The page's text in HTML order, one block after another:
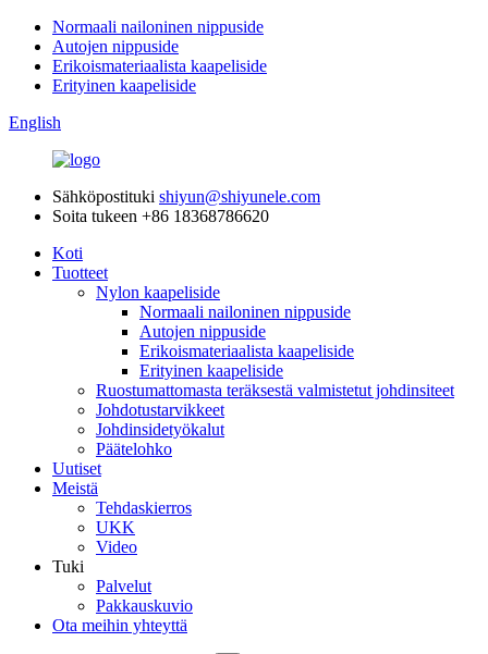
Normaali nailoninen nippuside
Autojen nippuside
Erikoismateriaalista kaapeliside
Erityinen kaapeliside
English
Sähköpostituki shiyun@shiyunele.com
Soita tukeen +86 18368786620
Koti
Tuotteet
Nylon kaapeliside
Normaali nailoninen nippuside
Autojen nippuside
Erikoismateriaalista kaapeliside
Erityinen kaapeliside
Ruostumattomasta teräksestä valmistetut johdinsiteet
Johdotustarvikkeet
Johdinsidetyökalut
Päätelohko
Uutiset
Meistä
Tehdaskierros
UKK
Video
Tuki
Palvelut
Pakkauskuvio
Ota meihin yhteyttä